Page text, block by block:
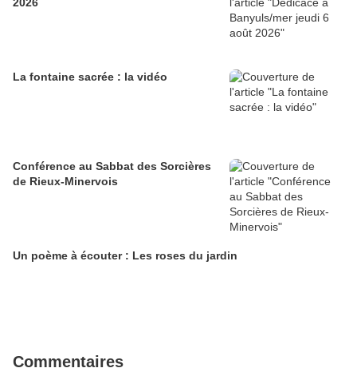
La fontaine sacrée : la vidéo
Conférence au Sabbat des Sorcières
de Rieux-Minervois
Un poème à écouter : Les roses du jardin
Commentaires